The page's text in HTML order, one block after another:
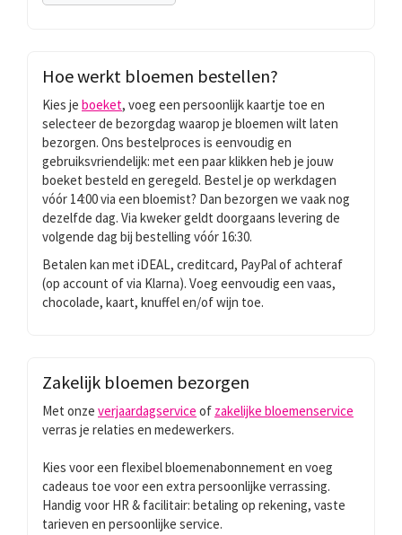
Hoe werkt bloemen bestellen?
Kies je boeket, voeg een persoonlijk kaartje toe en
selecteer de bezorgdag waarop je bloemen wilt laten
bezorgen. Ons bestelproces is eenvoudig en
gebruiksvriendelijk: met een paar klikken heb je jouw
boeket besteld en geregeld. Bestel je op werkdagen
vóór 14:00 via een bloemist? Dan bezorgen we vaak nog
dezelfde dag. Via kweker geldt doorgaans levering de
volgende dag bij bestelling vóór 16:30.
Betalen kan met iDEAL, creditcard, PayPal of achteraf
(op account of via Klarna). Voeg eenvoudig een vaas,
chocolade, kaart, knuffel en/of wijn toe.
Zakelijk bloemen bezorgen
Met onze verjaardagservice of zakelijke bloemenservice
verras je relaties en medewerkers.
Kies voor een flexibel bloemenabonnement en voeg
cadeaus toe voor een extra persoonlijke verrassing.
Handig voor HR & facilitair: betaling op rekening, vaste
tarieven en persoonlijke service.